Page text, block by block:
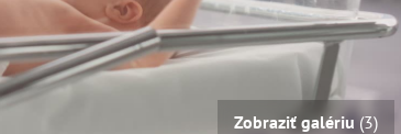
Zobraziť galériu (3)